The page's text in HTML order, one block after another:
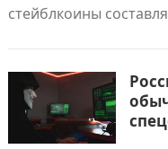
стейблкоины